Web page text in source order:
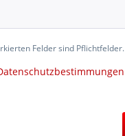
Felder sind Pflichtfelder.